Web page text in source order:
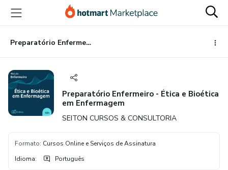
para
conteúdo
principal
para
pagamento
para
rodapé
Preparatório Enfermeiro - Ética e Bioética em Enfermagem
Preparatório Enfermeiro - Ética e Bioética
em Enfermagem
SEITON CURSOS & CONSULTORIA
Formato: Cursos Online e Serviços de Assinatura
Idioma: Português